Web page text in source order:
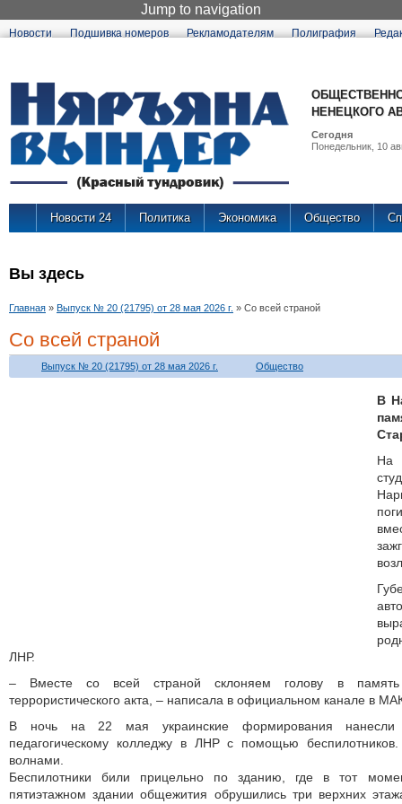
Jump to navigation
Новости Подшивка номеров Рекламодателям Полиграфия
НЕНЕЦКОГО
Сегодня
Понедельник, 10
Новости 24 Политика Экономика Общество
Вы здесь
Главная » Выпуск № 20 (21795) от 28 мая 2026 г. » Со всей страной
Со всей страной
Выпуск № 20 (21795) от 28 мая 2026 г. Общество
В
На
ЛНР.
– Вместе со всей страной склоняем голову в память
террористического акта, – написала в официальном канале в
В ночь на 22 мая украинские формирования нанесли
педагогическому колледжу в ЛНР с помощью беспилотников.
волнами.
Беспилотники били прицельно по зданию, где в тот
пятиэтажном здании общежития обрушились три верхних